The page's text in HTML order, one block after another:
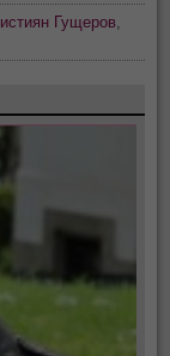
Гущеров